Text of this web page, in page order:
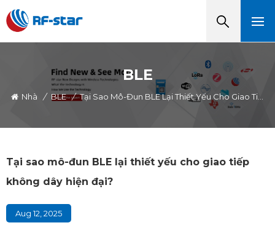
BLE
Nhà / BLE /
Tại sao mô-đun BLE lại thiết yếu cho giao tiếp
không dây hiện đại?
Aug 12, 2025